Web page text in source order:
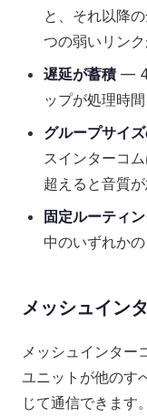
と、それ以降
つの弱いリン
遅延が蓄積 — 4
ップが処理時
グループサイ
スインターコ
超えると音質が
固定ルーティ
中のいずれか
メッシュイン
メッシュインター
ユニットが他のす
じて通信できま